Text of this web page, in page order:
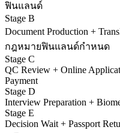
ฟินแลนด์
Stage B
Document Production +
กฎหมายฟินแลนด์กำหนด
Stage C
QC Review + Online
Payment
Stage D
Interview Preparation +
Stage E
Decision Wait + Passport